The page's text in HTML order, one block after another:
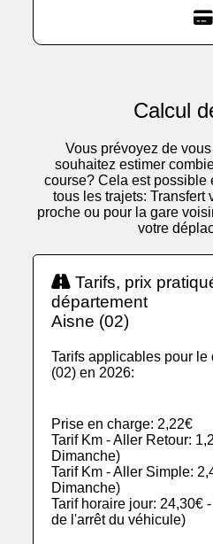
Calcul
Vous prévoyez de
souhaitez estimer
course? Cela est possible
tous les trajets: Transfert
proche ou pour la gare
votre
Tarifs, prix
département
Aisne (02)
Tarifs applicables pour le
(02) en 2026:
Prise en charge: 2,22€
Tarif Km - Aller Retour:
Dimanche)
Tarif Km - Aller Simple:
Dimanche)
Tarif horaire jour: 24,30€
de l'arrêt du véhicule)